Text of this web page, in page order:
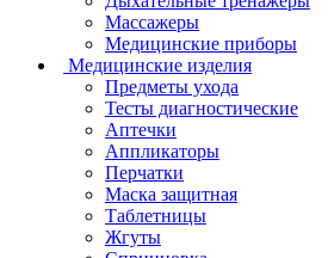
Массажеры
Медицинские приборы
Медицинские изделия
Предметы ухода
Тесты диагностические
Аптечки
Аппликаторы
Перчатки
Маска защитная
Таблетницы
Жгуты